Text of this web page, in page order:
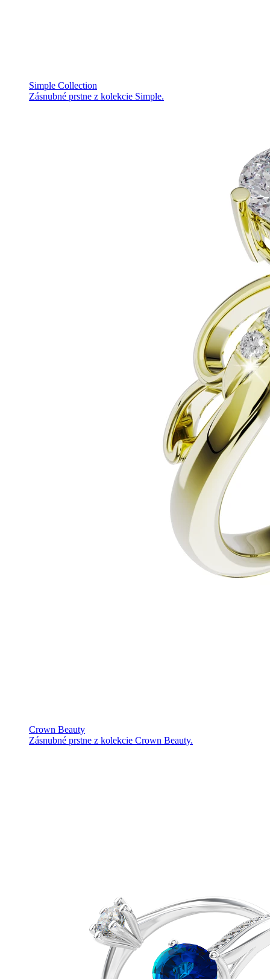
Simple Collection
Zásnubné prstne z kolekcie Simple.
Crown Beauty
Zásnubné prstne z kolekcie Crown Beauty.